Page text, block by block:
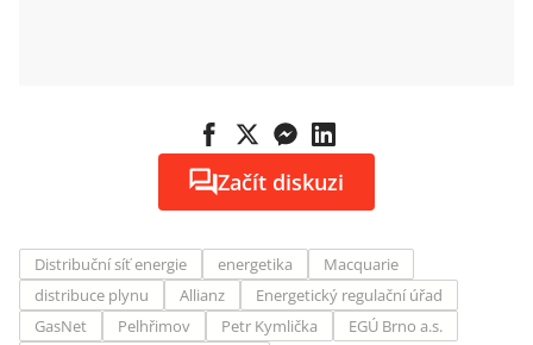
Začít diskuzi
Distribuční síť energie energetika
Macquarie
distribuce plynu
Allianz
Energetický regulační úřad
GasNet
Pelhřimov Petr Kymlička
EGÚ Brno a.s.